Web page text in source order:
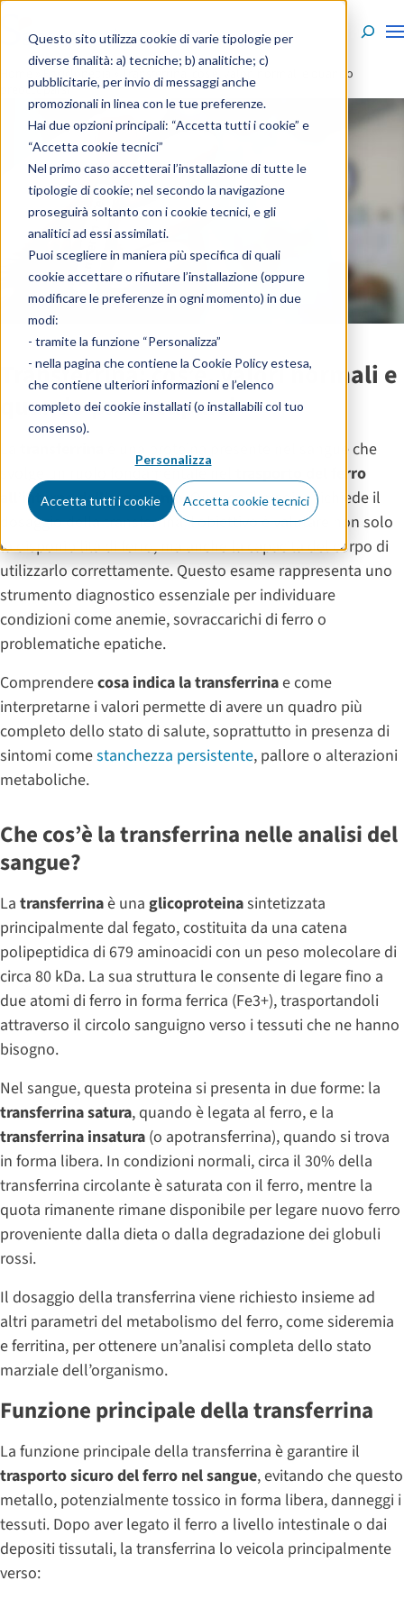
Questo sito utilizza cookie di varie tipologie per
diverse finalità: a) tecniche; b) analitiche; c)
pubblicitarie, per invio di messaggi anche
promozionali in linea con le tue preferenze.
Hai due opzioni principali: “Accetta tutti i cookie” e
“Accetta cookie tecnici”
Nel primo caso accetterai l’installazione di tutte le
tipologie di cookie; nel secondo la navigazione
proseguirà soltanto con i cookie tecnici, e gli
analitici ad essi assimilati.
Puoi scegliere in maniera più specifica di quali
cookie accettare o rifiutare l’installazione (oppure
modificare le preferenze in ogni momento) in due
modi:
- tramite la funzione “Personalizza”
- nella pagina che contiene la Cookie Policy estesa,
che contiene ulteriori informazioni e l’elenco
completo dei cookie installati (o installabili col tuo
consenso).
Personalizza
Accetta tutti i cookie Accetta cookie tecnici
»Enciclopedia
Transferrina: cos’è, valori normali e quando
preoccuparsi
Transferrina: cos’è, valori normali e
quando preoccuparsi
è una proteina presente nel sangue che
svolge un ruolo fondamentale nel
trasporto del ferro
all’interno dell’organismo . Quando il medico richiede il
dosaggio della transferrina, l’obiettivo è valutare non solo
la disponibilità di ferro, ma anche la capacità del corpo di
utilizzarlo correttamente. Questo esame rappresenta uno
strumento diagnostico essenziale per individuare
condizioni come anemie, sovraccarichi di ferro o
problematiche epatiche.
Comprenderecosa indica la transferrinae come
interpretarne i valori permette di avere un quadro più
completo dello stato di salute, soprattutto in presenza di
sintomi comestanchezza persistente, pallore o alterazioni
metaboliche.
Che cos’è la transferrina nelle analisi del
sangue?
La transferrinaè una glicoproteinasintetizzata
principalmente dal fegato, costituita da una catena
polipeptidica di 679 aminoacidi con un peso molecolare di
circa 80 kDa. La sua struttura le consente di legare fino a
due atomi di ferro in forma ferrica (Fe3+), trasportandoli
attraverso il circolo sanguigno verso i tessuti che ne hanno
bisogno.
Nel sangue, questa proteina si presenta in due forme: la
transferrina satura, quando è legata al ferro, e la
transferrina insatura (o apotransferrina), quando si trova
in forma libera. In condizioni normali, circa il 30% della
transferrina circolante è saturata con il ferro, mentre la
quota rimanente rimane disponibile per legare nuovo ferro
proveniente dalla dieta o dalla degradazione dei globuli
rossi.
Il dosaggio della transferrina viene richiesto insieme ad
altri parametri del metabolismo del ferro, come sideremia
e ferritina, per ottenere un’analisi completa dello stato
marziale dell’organismo.
Funzione principale della transferrina
La funzione principale della transferrina è garantire il
trasporto sicuro del ferro nel sangue, evitando che questo
metallo, potenzialmente tossico in forma libera, danneggi i
tessuti. Dopo aver legato il ferro a livello intestinale o dai
depositi tissutali, la transferrina lo veicola principalmente
verso: